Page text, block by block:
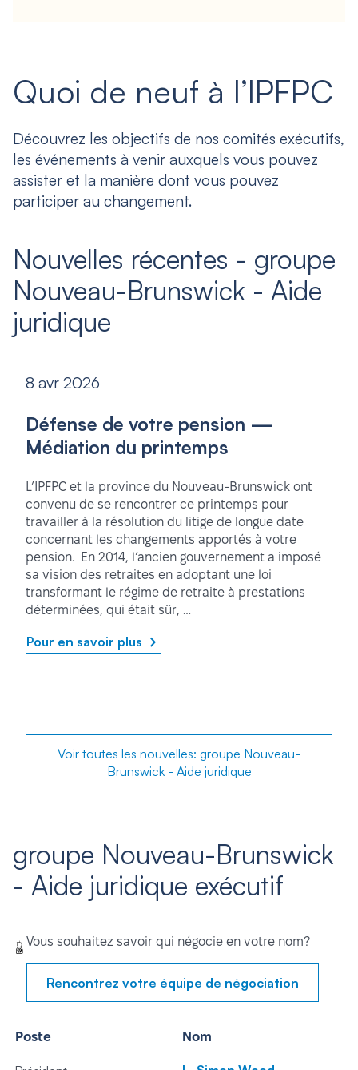
Quoi de neuf à l’IPFPC
Découvrez les objectifs de nos comités exécutifs,
les événements à venir auxquels vous pouvez
assister et la manière dont vous pouvez
participer au changement.
Nouvelles récentes - groupe
Nouveau-Brunswick - Aide
juridique
8 avr 2026
Défense de votre pension —
Médiation du printemps
L’IPFPC et la province du Nouveau-Brunswick ont
convenu de se rencontrer ce printemps pour
travailler à la résolution du litige de longue date
concernant les changements apportés à votre
pension. En 2014, l’ancien gouvernement a imposé
sa vision des retraites en adoptant une loi
transformant le régime de retraite à prestations
déterminées, qui était sûr, …
Pour en savoir plus
Voir toutes les nouvelles: groupe Nouveau-
Brunswick - Aide juridique
groupe Nouveau-Brunswick
- Aide juridique exécutif
Vous souhaitez savoir qui négocie en votre nom?
Rencontrez votre équipe de négociation
Poste Nom